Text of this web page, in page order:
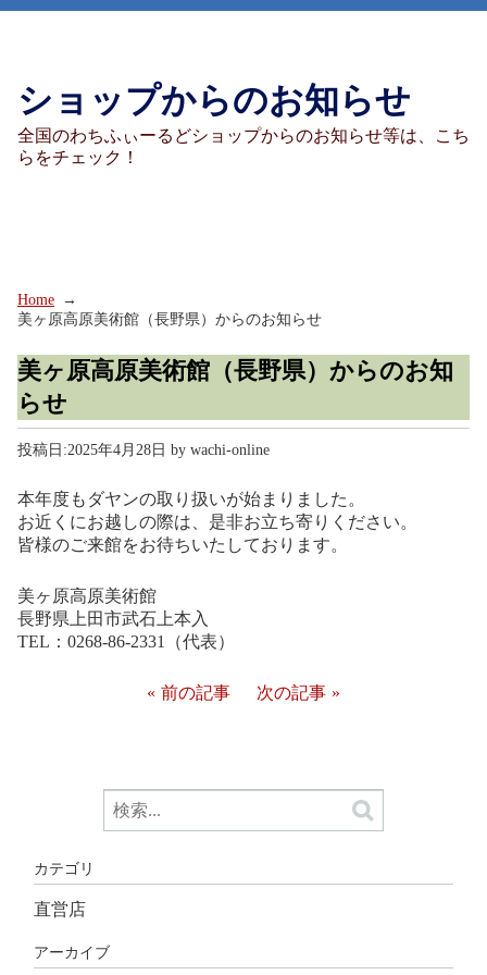
ショップからのお知らせ
全国のわちふぃーるどショップからのお知らせ等は、こち
らをチェック！
Home
美ヶ原高原美術館（長野県）からのお知らせ
美ヶ原高原美術館（長野県）からのお知
らせ
投稿日:2025年4月28日 by wachi-online
本年度もダヤンの取り扱いが始まりました。
お近くにお越しの際は、是非お立ち寄りください。
皆様のご来館をお待ちいたしております。
美ヶ原高原美術館
長野県上田市武石上本入
TEL：0268-86-2331（代表）
前の記事 次の記事
カテゴリ
直営店
アーカイブ